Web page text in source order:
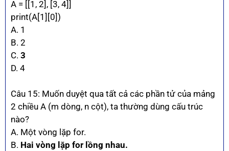
A = [[1, 2], [3, 4]]
print(A[1][0])
A. 1
B. 2
C. 3
D. 4
Câu 15: Muốn duyệt qua tất cả các phần tử của mảng
2 chiều A (m dòng, n cột), ta thường dùng cấu trúc
nào?
A. Một vòng lặp for.
B. Hai vòng lặp for lồng nhau.